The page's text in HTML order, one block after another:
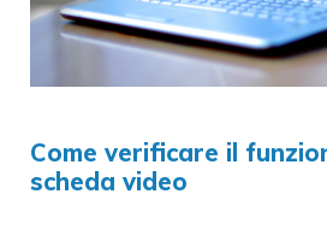
Come verificare il
scheda video